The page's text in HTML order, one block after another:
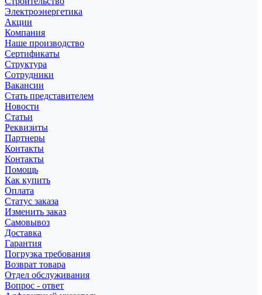
Электроэнергетика
Акции
Компания
Наше производство
Сертификаты
Структура
Сотрудники
Вакансии
Стать представителем
Новости
Статьи
Реквизиты
Партнеры
Контакты
Контакты
Помощь
Как купить
Оплата
Статус заказа
Изменить заказ
Самовывоз
Доставка
Гарантия
Погрузка требования
Возврат товара
Отдел обслуживания
Вопрос - ответ